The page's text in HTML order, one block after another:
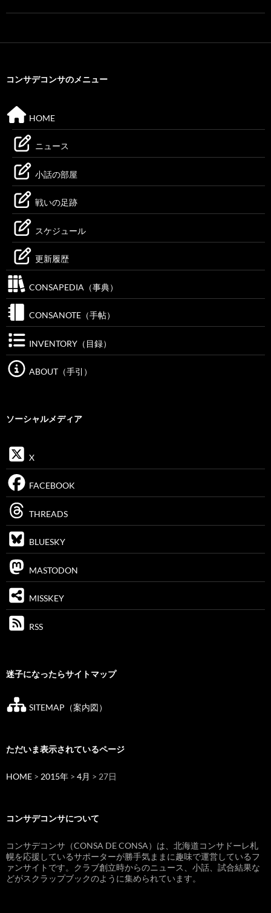
コンサデコンサのメニュー
HOME
ニュース
小話の部屋
戦いの足跡
スケジュール
更新履歴
CONSAPEDIA（事典）
CONSANOTE（手帖）
INVENTORY（目録）
ABOUT（手引）
ソーシャルメディア
X
FACEBOOK
THREADS
BLUESKY
MASTODON
MISSKEY
RSS
迷子になったらサイトマップ
SITEMAP（案内図）
ただいま表示されているページ
HOME > 2015年 > 4月 > 27日
コンサデコンサについて
コンサデコンサ（CONSA DE CONSA）は、北海道コンサドーレ札
幌を応援しているサポーターが勝手気ままに趣味で運営しているフ
ァンサイトです。クラブ創立時からのニュース、小話、試合結果な
どがスクラップブックのように集められています。